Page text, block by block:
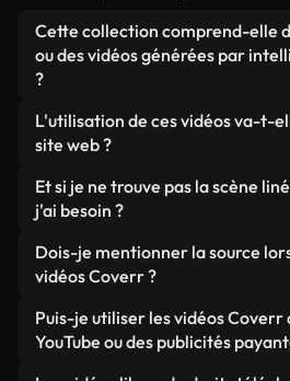
Cette collection comprend-elle
ou des vidéos générées par
?
Les deux. Il s'agit d'une
composée de véritables
générées par IA. Chaque
identifiée afin que vous
vous utilisez.
L'utilisation de ces vidéos va-t-
site web ?
Sauf si vous choisissez nos
Nous proposons des formats
ils conservent une qualité
minimisant les temps de
améliorant des indicateurs
Et si je ne trouve pas la scène
j'ai besoin ?
Vous pouvez en créer une
Coverr AI Studio. Il vous suffit
Studio générera en quelques
personnalisée conforme à nos
Dois-je mentionner la source
vidéos Coverr ?
Aucune attribution n'est
de notre bibliothèque sont
Puis-je utiliser les vidéos Coverr
YouTube ou des publicités
Oui. Toutes les séquences